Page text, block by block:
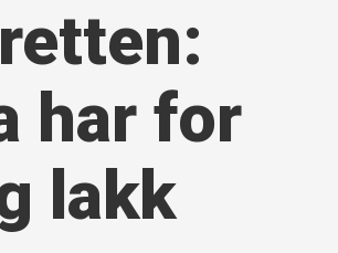
har for
lakk